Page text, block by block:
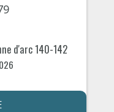
d'arc 140-142